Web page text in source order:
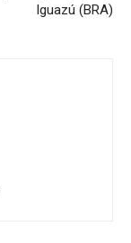
Iguazú (BRA)